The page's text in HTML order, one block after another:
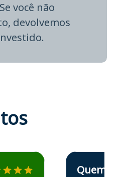
você não
devolvemos
o Aprova Concursos emEstudante Elais
Quem